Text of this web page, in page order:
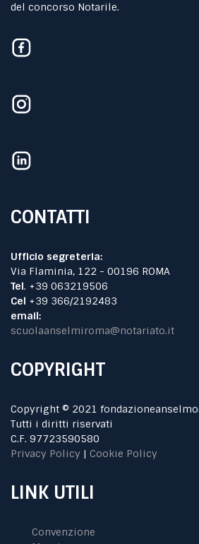
del concorso Notarile.
CONTATTI
Ufficio segreteria:
Via Flaminia, 122 - 00196 ROMA
Tel. +39 063219506
Cel +39 366/2192483
email:
scuolaanselmiroma@notariato.it
COPYRIGHT
Copyright © 2021
Tutti i diritti riservati
C.F. 97723590580
Privacy Policy | Cookie Policy
LINK UTILI
Convenzione